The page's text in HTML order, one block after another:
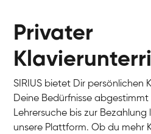
Privater
SIRIUS bietet Dir persönlichen
Deine Bedürfnisse
Lehrersuche bis zur
unsere Plattform. Ob du mehr